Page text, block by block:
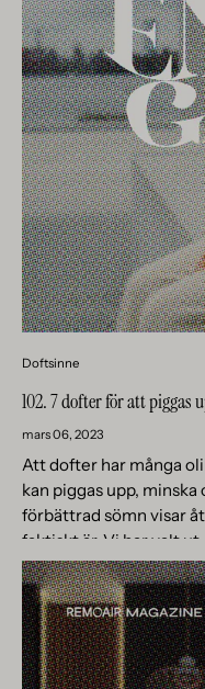
Doftsinne
102. 7 dofter för att piggas
mars 06, 2023
Att dofter har många
kan piggas upp,
förbättrad sömn visar
faktiskt är. Vi har valt ut...